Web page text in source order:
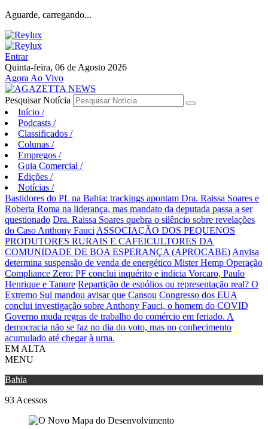
Aguarde, carregando...
Entrar
Quinta-feira, 06 de Agosto 2026
Agora Ao Vivo
Pesquisar Notícia
Início /
Podcasts /
Classificados /
Colunas /
Empregos /
Guia Comercial /
Edições /
Notícias /
Bastidores do PL na Bahia: trackings apontam Dra. Raissa Soares e
Roberta Roma na liderança, mas mandato da deputada passa a ser
questionado Dra. Raissa Soares quebra o silêncio sobre revelações
do Caso Anthony Fauci ASSOCIAÇÃO DOS PEQUENOS
PRODUTORES RURAIS E CAFEICULTORES DA
COMUNIDADE DE BOA ESPERANÇA (APROCABE) Anvisa
determina suspensão de venda de energético Mister Hemp Operação
Compliance Zero: PF conclui inquérito e indicia Vorcaro, Paulo
Henrique e Tanure Repartição de espólios ou representação real? O
Extremo Sul mandou avisar que Cansou Congresso dos EUA
conclui investigação sobre Anthony Fauci, o homem do COVID
Governo muda regras de trabalho do comércio em feriado. A
democracia não se faz no dia do voto, mas no conhecimento
acumulado até chegar à urna.
EM ALTA
MENU
Bahia
93 Acessos